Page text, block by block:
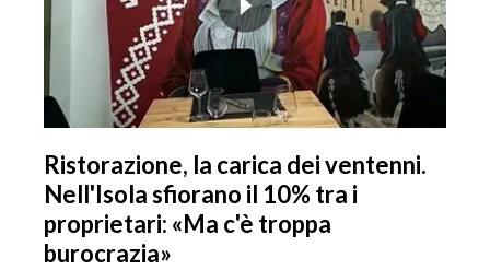
Ristorazione, la carica dei ventenni.
Nell'Isola sfiorano il 10% tra i
proprietari: «Ma c'è troppa
burocrazia»